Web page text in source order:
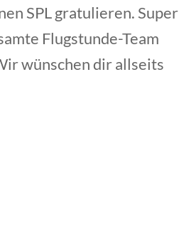
SPL gratulieren. Super
Flugstunde-Team
wünschen dir allseits